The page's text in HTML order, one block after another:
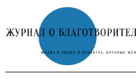
to
content